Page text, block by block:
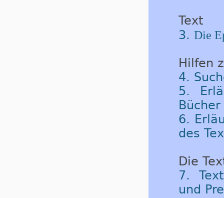
Text
3. Die
Hilfen
4.
5.
6.
des
Die
7.
und